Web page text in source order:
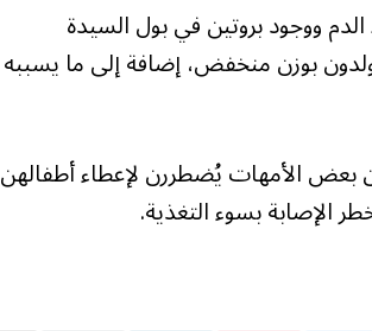
ووجود بروتين في بول السيدة
بوزن منخفض، إضافة إلى ما يسببه
بعض الأمهات يُضطررن لإعطاء أطفالهن
الإصابة بسوء التغذية.